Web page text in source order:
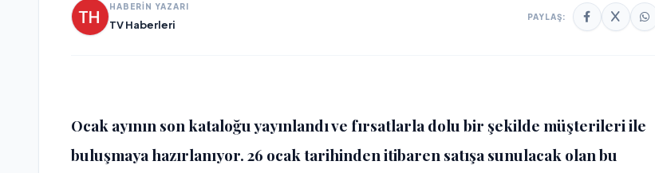
HABERİN YAZARI
TV Haberleri
PAYLAŞ:
Ocak ayının son kataloğu yayınlandı ve fırsatlarla dolu bir şekilde müşterileri ile
buluşmaya hazırlanıyor. 26 ocak tarihinden itibaren satışa sunulacak olan bu